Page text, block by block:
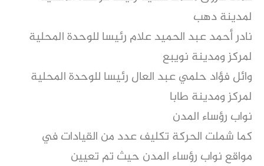
لمدينة دهب
نادر أحمد عبد الحميد علام رئيسا للوحدة المحلية
لمركز ومدينة نويبع
وائل فؤاد حلمي عبد العال رئيسا للوحدة المحلية
لمركز ومدينة طابا
نواب رؤساء المدن
كما شملت الحركة تكليف عدد من القيادات في
مواقع نواب رؤساء المدن حيث تم تعيين